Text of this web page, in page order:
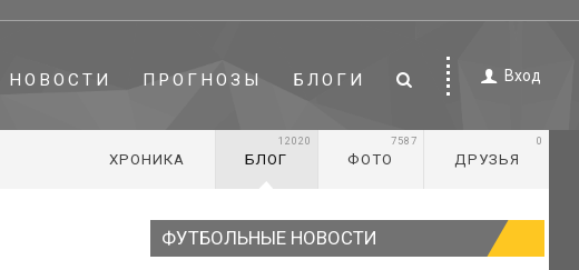
НОВОСТИ ПРОГНОЗЫ БЛОГИ Вход
ХРОНИКА БЛОГ
12020
ФОТО
7587
ДРУЗЬЯ
0
ФУТБОЛЬНЫЕ НОВОСТИ